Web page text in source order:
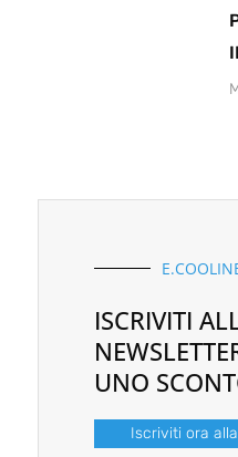
ISCRIVITI
UNO
Iscriviti ora